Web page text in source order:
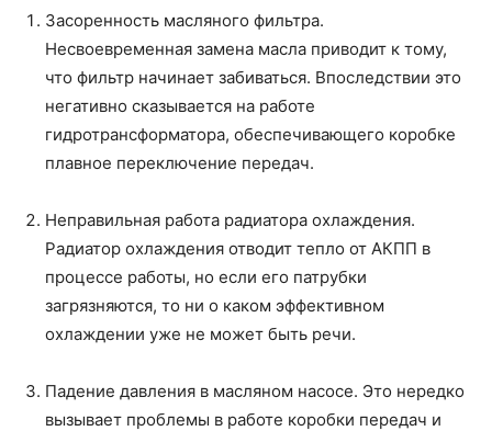
Засоренность масляного фильтра.
Несвоевременная замена масла приводит к тому,
что фильтр начинает забиваться. Впоследствии это
негативно сказывается на работе
гидротрансформатора, обеспечивающего коробке
плавное переключение передач.
Неправильная работа радиатора охлаждения.
Радиатор охлаждения отводит тепло от АКПП в
процессе работы, но если его патрубки
загрязняются, то ни о каком эффективном
охлаждении уже не может быть речи.
Падение давления в масляном насосе. Это нередко
вызывает проблемы в работе коробки передач и